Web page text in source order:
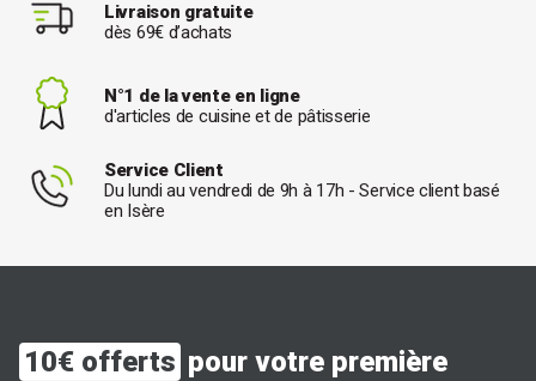
Livraison gratuite
dès 69€ d’achats
N°1 de la vente en ligne
d'articles de cuisine et de pâtisserie
Service Client
Du lundi au vendredi de 9h à 17h - Service client basé
en Isère
10€ offerts pour votre première